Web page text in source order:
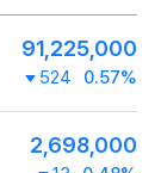
91,225,000
524 0.57%
2,698,000